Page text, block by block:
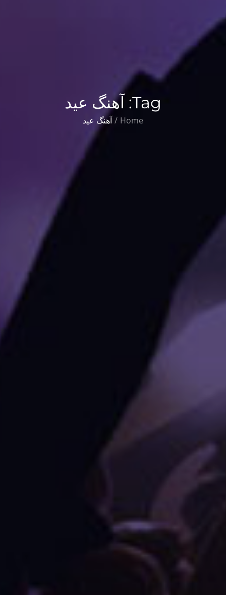
Tag: آهنگ عید
Home آهنگ عید